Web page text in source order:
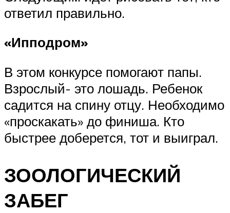
ответил правильно.
«Ипподром»
В этом конкурсе помогают папы.
Взрослый- это лошадь. Ребенок
садится на спину отцу. Необходимо
«проскакать» до финиша. Кто
быстрее доберется, тот и выиграл.
ЗООЛОГИЧЕСКИЙ
ЗАБЕГ